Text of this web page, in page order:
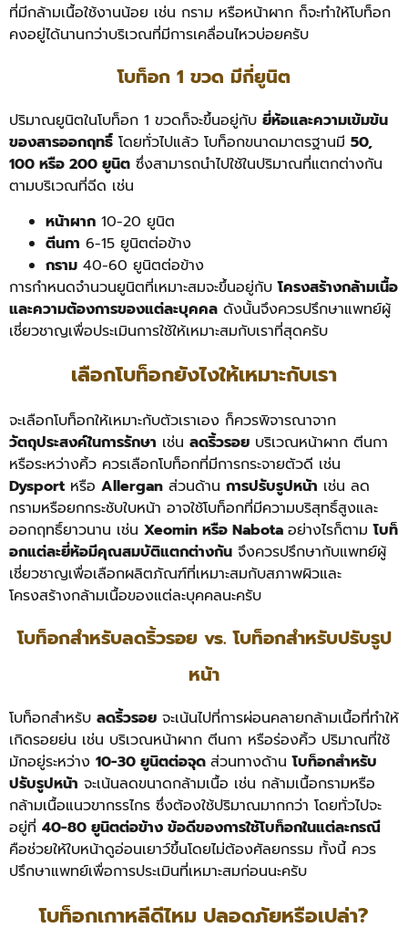
ที่มีกล้ามเนื้อใช้งานน้อย เช่น กราม หรือหน้าผาก ก็จะทำให้โบท็อก
คงอยู่ได้นานกว่าบริเวณที่มีการเคลื่อนไหวบ่อยครับ
โบท็อก 1 ขวด มีกี่ยูนิต
ปริมาณยูนิตในโบท็อก 1 ขวดก็จะขึ้นอยู่กับ ยี่ห้อและความเข้มข้น
ของสารออกฤทธิ์ โดยทั่วไปแล้ว โบท็อกขนาดมาตรฐานมี 50,
100 หรือ 200 ยูนิต ซึ่งสามารถนำไปใช้ในปริมาณที่แตกต่างกัน
ตามบริเวณที่ฉีด เช่น
หน้าผาก 10-20 ยูนิต
ตีนกา 6-15 ยูนิตต่อข้าง
กราม 40-60 ยูนิตต่อข้าง
การกำหนดจำนวนยูนิตที่เหมาะสมจะขึ้นอยู่กับโครงสร้างกล้ามเนื้อ
และความต้องการของแต่ละบุคคล ดังนั้นจึงควรปรึกษาแพทย์ผู้
เชี่ยวชาญเพื่อประเมินการใช้ให้เหมาะสมกับเราที่สุดครับ
เลือกโบท็อกยังไงให้เหมาะกับเรา
จะเลือกโบท็อกให้เหมาะกับตัวเราเอง ก็ควรพิจารณาจาก
วัตถุประสงค์ในการรักษา เช่น ลดริ้วรอย บริเวณหน้าผาก ตีนกา
หรือระหว่างคิ้ว ควรเลือกโบท็อกที่มีการกระจายตัวดี เช่น
Dysport หรือ Allergan ส่วนด้าน การปรับรูปหน้า เช่น ลด
กรามหรือยกกระชับใบหน้า อาจใช้โบท็อกที่มีความบริสุทธิ์สูงและ
ออกฤทธิ์ยาวนาน เช่น Xeomin หรือ Nabota อย่างไรก็ตามโบท็
อกแต่ละยี่ห้อมีคุณสมบัติแตกต่างกัน จึงควรปรึกษากับแพทย์ผู้
เชี่ยวชาญเพื่อเลือกผลิตภัณฑ์ที่เหมาะสมกับสภาพผิวและ
โครงสร้างกล้ามเนื้อของแต่ละบุคคลนะครับ
โบท็อกสำหรับลดริ้วรอย vs. โบท็อกสำหรับปรับรูป
หน้า
โบท็อกสำหรับ ลดริ้วรอย จะเน้นไปที่การผ่อนคลายกล้ามเนื้อที่ทำให้
เกิดรอยย่น เช่น บริเวณหน้าผาก ตีนกา หรือร่องคิ้ว ปริมาณที่ใช้
มักอยู่ระหว่าง 10-30 ยูนิตต่อจุด ส่วนทางด้านโบท็อกสำหรับ
ปรับรูปหน้า จะเน้นลดขนาดกล้ามเนื้อ เช่น กล้ามเนื้อกรามหรือ
กล้ามเนื้อแนวขากรรไกร ซึ่งต้องใช้ปริมาณมากกว่า โดยทั่วไปจะ
อยู่ที่ 40-80 ยูนิตต่อข้าง ข้อดีของการใช้โบท็อกในแต่ละกรณี
คือช่วยให้ใบหน้าดูอ่อนเยาว์ขึ้นโดยไม่ต้องศัลยกรรม ทั้งนี้ ควร
ปรึกษาแพทย์เพื่อการประเมินที่เหมาะสมก่อนนะครับ
โบท็อกเกาหลีดีไหม ปลอดภัยหรือเปล่า?